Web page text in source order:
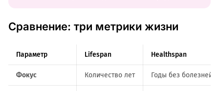
Сравнение: три метрики жизни
Параметр Lifespan Healthspan
Фокус Количество лет Годы без болезней